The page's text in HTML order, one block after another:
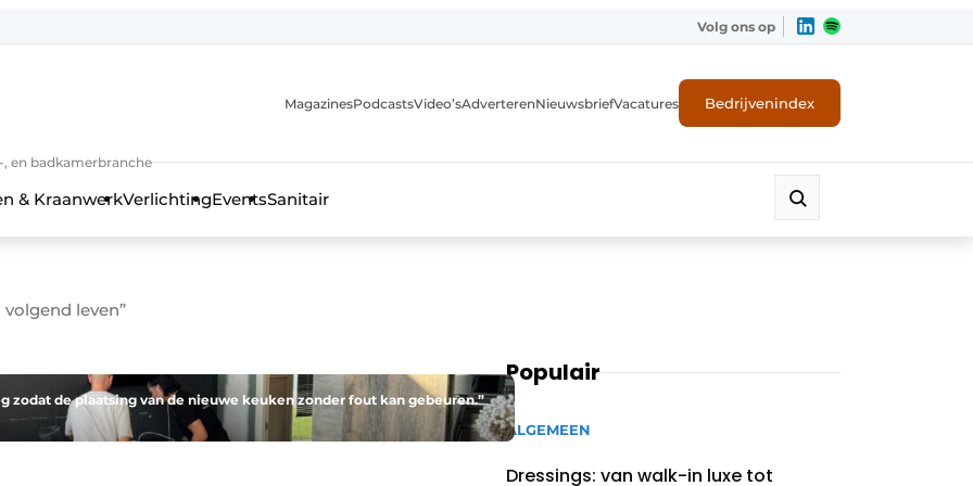
techniek in de keuken-, woon-, en badkamerbranche
Volg ons op
en badkamerbranche
MagazinesPodcastsVideo’sAdverterenNieuwsbriefVacatures Bedrijvenindex
& KraanwerkVerlichtingEventsSanitair
leven”
zodat de plaatsing van de nieuwe keuken zonder fout kan gebeuren.”
Populair
ALGEMEEN
Dressings: van walk-in luxe tot